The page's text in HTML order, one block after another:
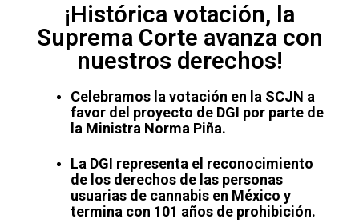
¡Histórica votación, la
Suprema Corte avanza con
nuestros derechos!
Celebramos la votación en la SCJN a
favor del proyecto de DGI por parte de
la Ministra Norma Piña.
La DGI representa el reconocimiento
de los derechos de las personas
usuarias de cannabis en México y
termina con 101 años de prohibición.